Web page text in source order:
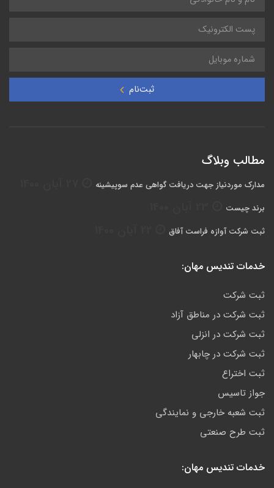
ثبت‌نام
مطالب وبلاگ
مدارک موردنیاز جهت دریافت گواهی عدم سوپیشینه
برند چیست
ثبت شرکت آوازه فراست آفاق
خدمات تندیس مهان:
ثبت شرکت
ثبت شرکت در مناطق آزاد
ثبت شرکت در انزلی
ثبت شرکت در چابهار
ثبت اختراع
جواز تاسیس
ثبت شعبه خارجی و نمایندگی
ثبت طرح صنعتی
خدمات تندیس مهان: